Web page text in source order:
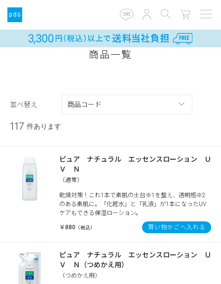
商品一覧
並べ替え
117 件あります
ピュア ナチュラル エッセンスローション Ｕ
Ｖ Ｎ
（通常）
乾燥対策！これ1本で素肌の土台※1を整え、透明感※2
のある素肌に。「化粧水」と「乳液」が1本になったUV
ケアもできる保湿ローション。
￥880 （税込） 買い物かごへ入れる
ピュア ナチュラル エッセンスローション Ｕ
Ｖ Ｎ（つめかえ用）
（つめかえ用）